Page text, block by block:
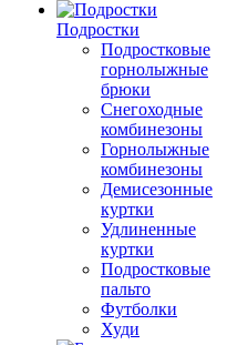
Подростки
Подростковые
горнолыжные
брюки
Снегоходные
комбинезоны
Горнолыжные
комбинезоны
Демисезонные
куртки
Удлиненные
куртки
Подростковые
пальто
Футболки
Худи